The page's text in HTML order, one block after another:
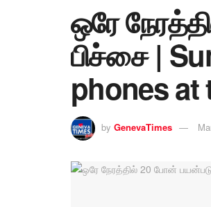
ஒரே
பிச்சை |
phones at
by GenevaTimes